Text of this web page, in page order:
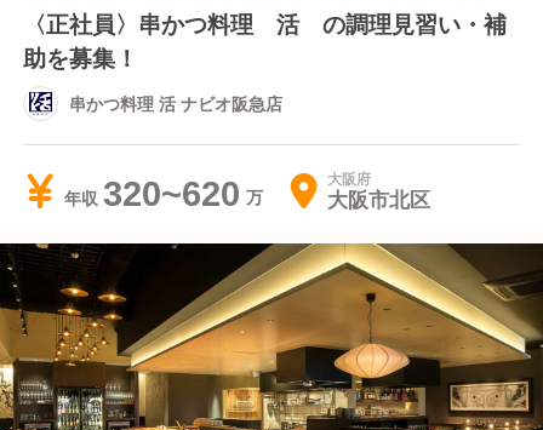
〈正社員〉串かつ料理 活 の調理見習い・補
助を募集！
串かつ料理 活 ナビオ阪急店
年収 320~620 大阪府
大阪市北区